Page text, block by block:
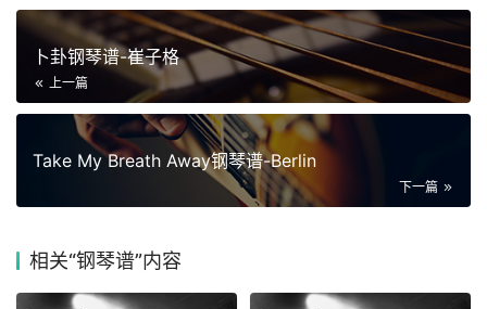
卜卦钢琴谱-崔子格
上一篇
Take My Breath Away钢琴谱-Berlin
下一篇
相关“钢琴谱”内容